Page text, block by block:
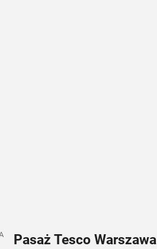
Pasaż Tesco Warszawa